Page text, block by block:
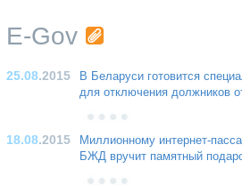
E-Gov
25.08.2015
В Беларуси готовится
для отключения должников
18.08.2015
Миллионному интернет-
БЖД вручит памятный